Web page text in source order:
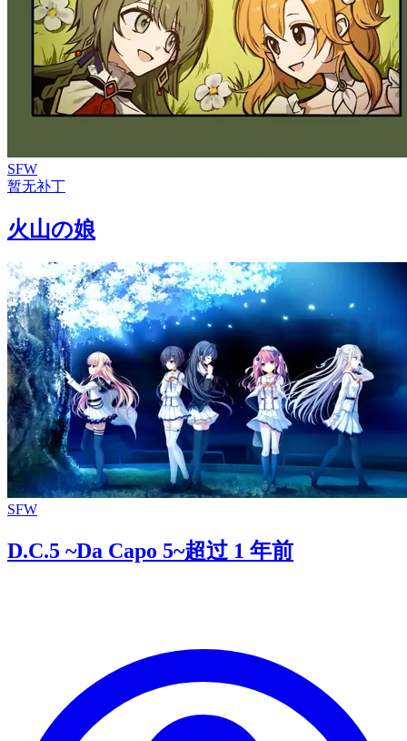
SFW
暂无补丁
火山の娘
SFW
D.C.5 ~Da Capo 5~超过 1 年前